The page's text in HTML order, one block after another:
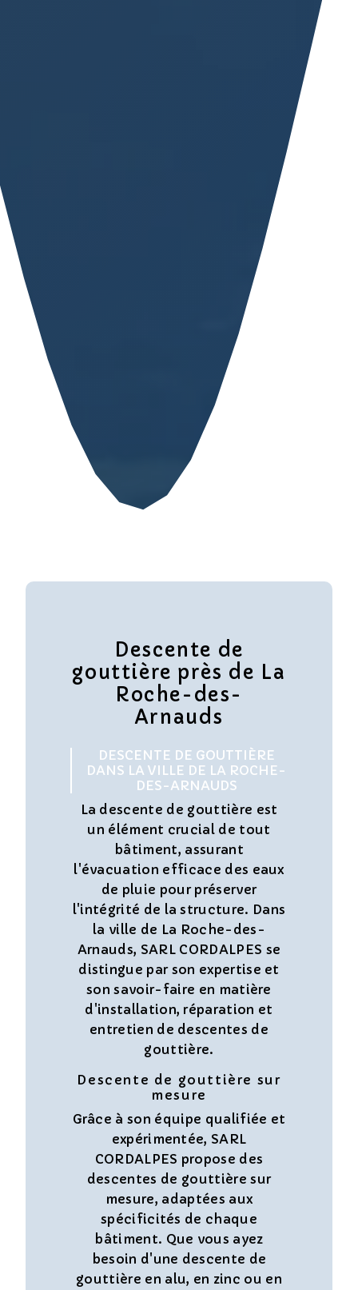
Descente de
gouttière près de La
Roche-des-
Arnauds
DESCENTE DE GOUTTIÈRE
DANS LA VILLE DE LA ROCHE-
DES-ARNAUDS
La descente de gouttière est
un élément crucial de tout
bâtiment, assurant
l'évacuation efficace des eaux
de pluie pour préserver
l'intégrité de la structure. Dans
la ville de La Roche-des-
Arnauds, SARL CORDALPES se
distingue par son expertise et
son savoir-faire en matière
d'installation, réparation et
entretien de descentes de
gouttière.
Descente de gouttière sur
mesure
Grâce à son équipe qualifiée et
expérimentée, SARL
CORDALPES propose des
descentes de gouttière sur
mesure, adaptées aux
spécificités de chaque
bâtiment. Que vous ayez
besoin d'une descente de
gouttière en alu, en zinc ou en